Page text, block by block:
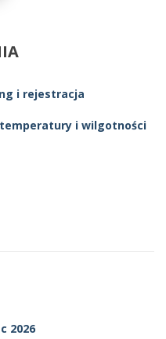
i rejestracja
i wilgotności
2026